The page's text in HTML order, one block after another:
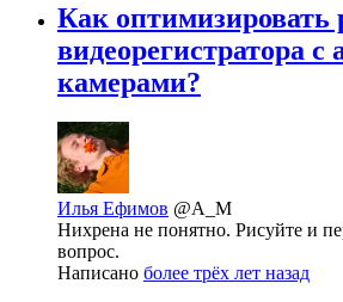
Как оптимизировать
видеорегистратора с
камерами?
Илья Ефимов @A_M
Нихрена не понятно. Рисуйте и
вопрос.
Написано более трёх лет назад